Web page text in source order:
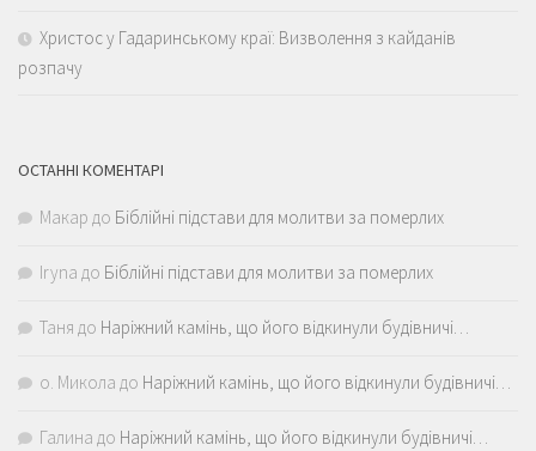
Христос у Гадаринському краї: Визволення з кайданів
розпачу
ОСТАННІ КОМЕНТАРІ
Макар до Біблійні підстави для молитви за померлих
Iryna до Біблійні підстави для молитви за померлих
Таня до Наріжний камінь, що його відкинули будівничі…
о. Микола до Наріжний камінь, що його відкинули будівничі…
Галина до Наріжний камінь, що його відкинули будівничі…